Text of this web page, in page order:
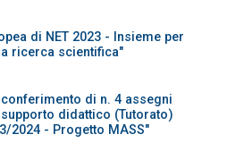
di NET 2023 - Insieme per
ricerca scientifica"
di n. 4 assegni
didattico (Tutorato)
2024 - Progetto MASS"